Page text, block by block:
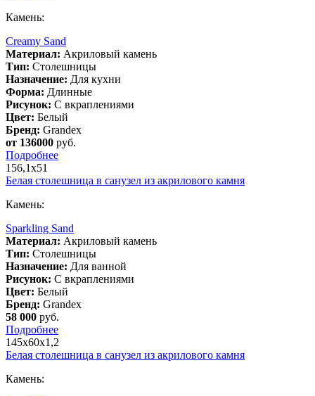
Камень:
Creamy Sand
Материал: Акриловый камень
Тип: Столешницы
Назначение: Для кухни
Форма: Длинные
Рисунок: С вкраплениями
Цвет: Белый
Бренд: Grandex
от 136000 руб.
Подробнее
156,1х51
Белая столешница в санузел из акрилового камня
Камень:
Sparkling Sand
Материал: Акриловый камень
Тип: Столешницы
Назначение: Для ванной
Рисунок: С вкраплениями
Цвет: Белый
Бренд: Grandex
58 000 руб.
Подробнее
145х60х1,2
Белая столешница в санузел из акрилового камня
Камень: